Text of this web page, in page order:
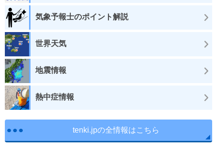
気象予報士のポイント解説
世界天気
地震情報
熱中症情報
tenki.jpの全情報はこちら